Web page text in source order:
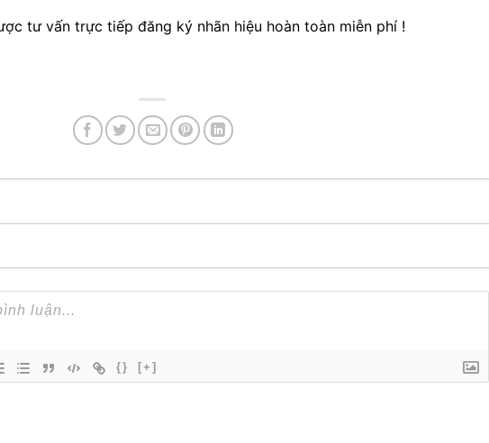
tư vấn trực tiếp đăng ký nhãn hiệu hoàn toàn miễn phí !
{} [+]